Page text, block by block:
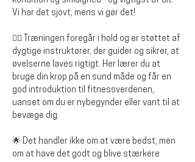
Vi har det sjovt, mens vi gør det!
🏋️‍♂️ Træningen foregår i hold og er støttet af
dygtige instruktører, der guider og sikrer, at
øvelserne laves rigtigt. Her lærer du at
bruge din krop på en sund måde og får en
god introduktion til fitnessverdenen,
uanset om du er nybegynder eller vant til at
bevæge dig.
🌟 Det handler ikke om at være bedst, men
om at have det godt og blive stærkere